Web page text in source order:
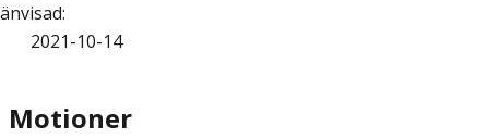
:
2021-10-14
Motioner